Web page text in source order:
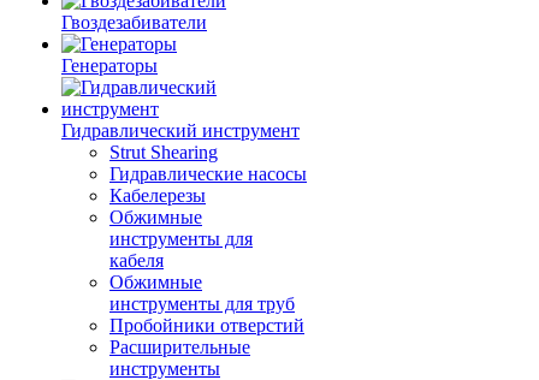
Гвоздезабиватели
Генераторы
Гидравлический инструмент
Strut Shearing
Гидравлические насосы
Кабелерезы
Обжимные
инструменты для
кабеля
Обжимные
инструменты для труб
Пробойники отверстий
Расширительные
инструменты